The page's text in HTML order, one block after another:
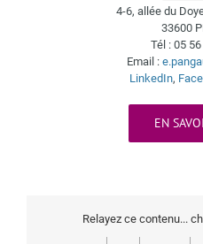
4-6, allée du
33600
Tél : 05
Email :
LinkedIn,
EN
Relayez ce contenu...